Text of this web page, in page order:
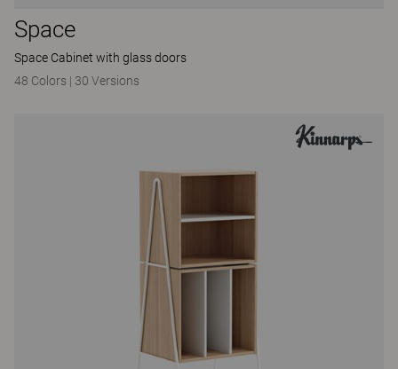
Space
Space Cabinet with glass doors
48 Colors | 30 Versions